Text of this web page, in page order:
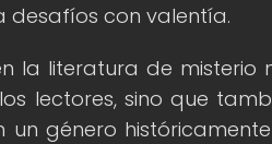
desafíos con valentía.
la literatura de
lectores, sino que
un género